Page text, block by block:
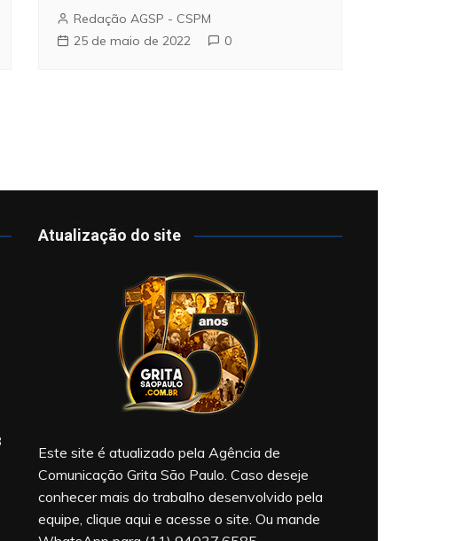
Redação AGSP - CSPM
25 de maio de 2022
0
Atualização do site
Este site é atualizado pela Agência de
Comunicação Grita São Paulo. Caso deseje
conhecer mais do trabalho desenvolvido pela
equipe, clique aqui e acesse o site. Ou mande